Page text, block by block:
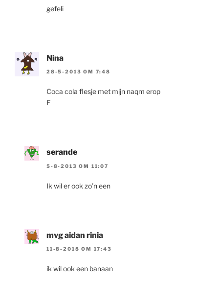
gefeli
Nina
28-5-2013 OM 7:48
Coca cola flesje met mijn naqm erop
E
serande
5-8-2013 OM 11:07
Ik wil er ook zo’n een
mvg aidan rinia
11-8-2018 OM 17:43
ik wil ook een banaan